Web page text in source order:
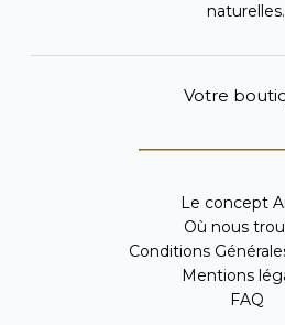
naturelles.
Votre
Le concept
Où nous
Conditions
Mentions
FAQ